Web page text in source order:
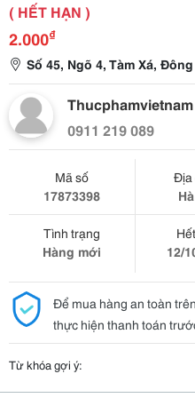
( HẾT HẠN )
2.000₫
Số 45, Ngõ 4, Tàm Xá,
Thucphamvietnam
0911 219 089
Mã số
17873398
Địa
Tình trạng
Hàng mới
12/
Để mua hàng an toàn
thực hiện thanh toán
Từ khóa gợi ý: